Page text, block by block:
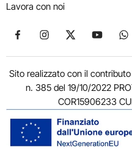
Lavora con noi
Seguici su Facebook
Seguici su Instagram
Seguici su X
Seguici
Sito realizzato con il
n. 385 del 19/10/2022
COR15906233